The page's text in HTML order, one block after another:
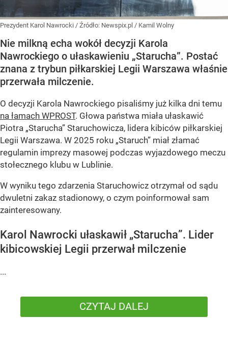
Prezydent Karol Nawrocki / Źródło: Newspix.pl / Kamil Wolny
Nie milkną echa wokół decyzji Karola
Nawrockiego o ułaskawieniu „Starucha”. Postać
znana z trybun piłkarskiej Legii Warszawa właśnie
przerwała milczenie.
O decyzji Karola Nawrockiego pisaliśmy już kilka dni temu
na łamach WPROST. Głowa państwa miała ułaskawić
Piotra „Starucha” Staruchowicza, lidera kibiców piłkarskiej
Legii Warszawa. W 2025 roku „Staruch” miał złamać
regulamin imprezy masowej podczas wyjazdowego meczu
stołecznego klubu w Lublinie.
W wyniku tego zdarzenia Staruchowicz otrzymał od sądu
dwuletni zakaz stadionowy, o czym poinformował sam
zainteresowany.
Karol Nawrocki ułaskawił „Starucha”. Lider
kibicowskiej Legii przerwał milczenie
...
CZYTAJ DALEJ